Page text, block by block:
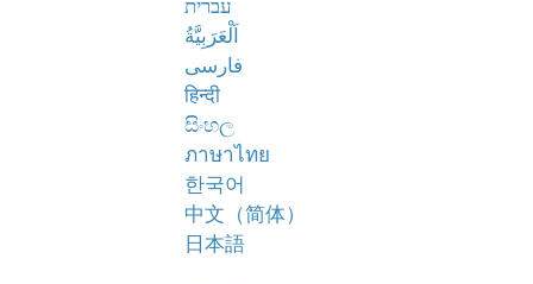
עברית
اَلْعَرَبِيَّةُ
فارسی
हिन्दी
සිංහල
ภาษาไทย
한국어
中文（简体）
日本語